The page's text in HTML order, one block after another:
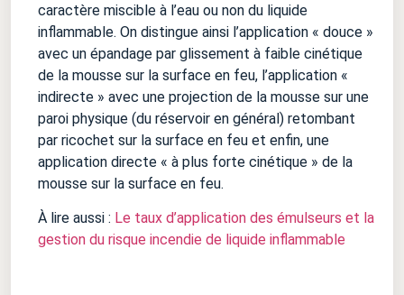
caractère miscible à l’eau ou non du liquide
inflammable. On distingue ainsi l’application « douce »
avec un épandage par glissement à faible cinétique
de la mousse sur la surface en feu, l’application «
indirecte » avec une projection de la mousse sur une
paroi physique (du réservoir en général) retombant
par ricochet sur la surface en feu et enfin, une
application directe « à plus forte cinétique » de la
mousse sur la surface en feu.
À lire aussi : Le taux d’application des émulseurs et la
gestion du risque incendie de liquide inflammable